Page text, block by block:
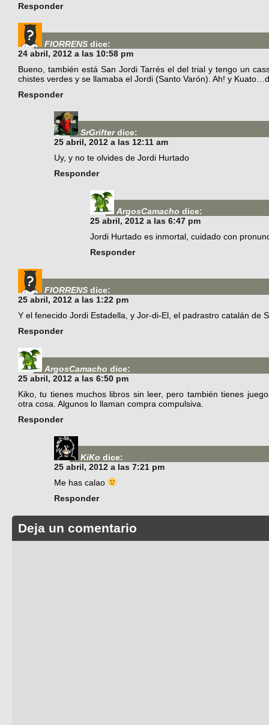
Responder
FIORRENS dice:
24 abril, 2012 a las 10:58 pm
Bueno, también está San Jordi Tarrés el del trial y tengo un
chistes verdes y se llamaba el Jordi (Santo Varón). Ah! y
Responder
SrGrifter dice:
25 abril, 2012 a las 12:11 am
Uy, y no te olvides de Jordi Hurtado
Responder
ArgosCamacho dice:
25 abril, 2012 a las 6:47 pm
Jordi Hurtado es inmortal, cuidado con
Responder
FIORRENS dice:
25 abril, 2012 a las 1:22 pm
Y el fenecido Jordi Estadella, y Jor-di-El, el padrastro catalán de
Responder
ArgosCamacho dice:
25 abril, 2012 a las 6:50 pm
Kiko, tu tienes muchos libros sin leer, pero también tienes
otra cosa. Algunos lo llaman compra compulsiva.
Responder
KiKo dice:
25 abril, 2012 a las 7:21 pm
Me has calao
Responder
Deja un comentario